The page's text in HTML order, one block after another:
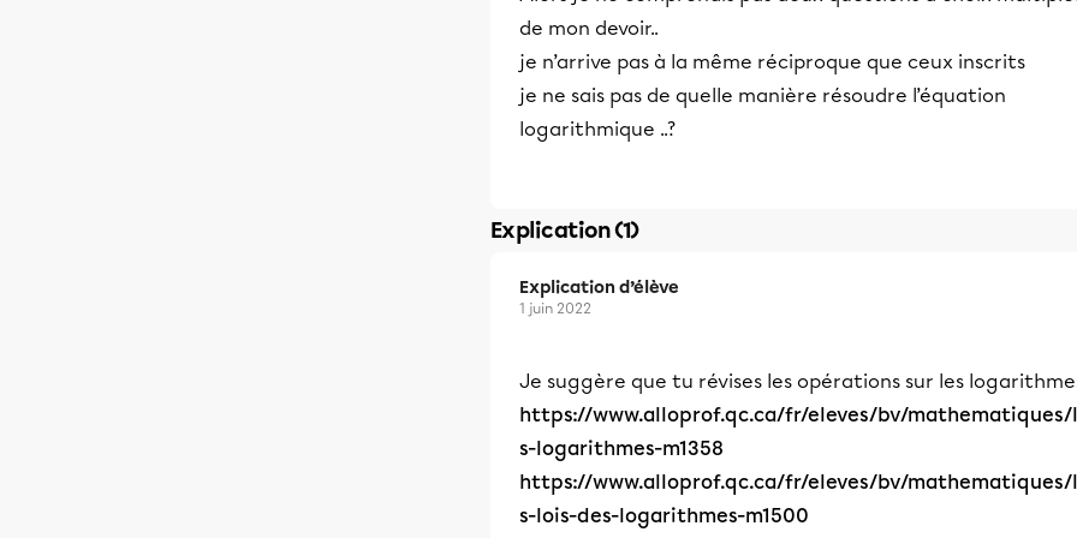
de mon devoir..
je n’arrive pas à la même réciproque que ceux inscrits
je ne sais pas de quelle manière résoudre l’équation
logarithmique ..?
Explication (1)
Explication d’élève
1 juin 2022
Je suggère que tu révises les opérations sur les
https://www.alloprof.qc.ca/fr/eleves/bv/mathematiques/
s-logarithmes-m1358
https://www.alloprof.qc.ca/fr/eleves/bv/mathematiques/
s-lois-des-logarithmes-m1500